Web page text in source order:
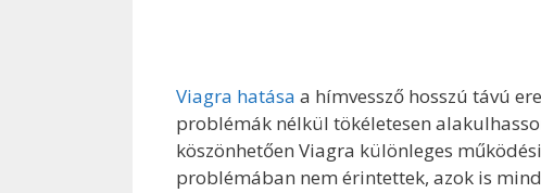
Viagra hatása a hímvessző hosszú távú
problémák nélkül tökéletesen
köszönhetően Viagra különleges
problémában nem érintettek, azok is